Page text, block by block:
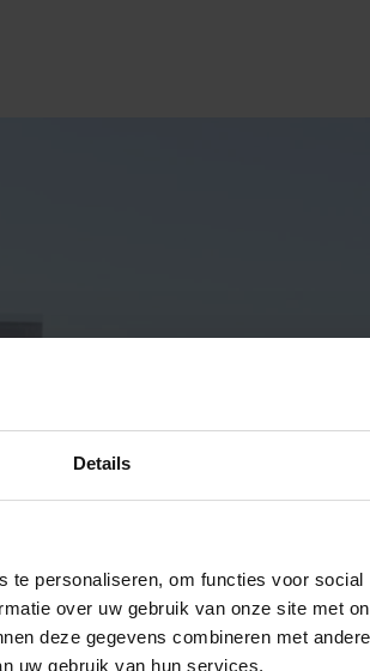
Details
te personaliseren, om functies voor
over uw gebruik van onze site met
deze gegevens combineren met
uw gebruik van hun services.